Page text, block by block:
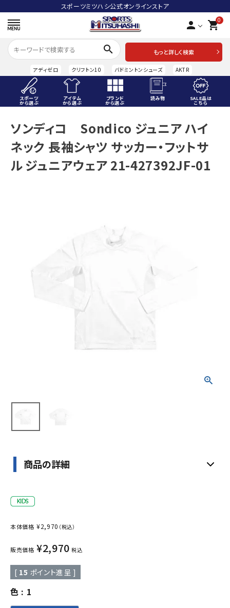
スポーツミツハシ公式オンラインストア
person 0
shopping_cart
search
もっと詳しく検索
アディゼロ クリフトン10 バドミントンシューズ AKTR
スポーツ
から選ぶ
アイテム
から選ぶ
ブランド
から選ぶ
読み物 SALE品は
こちら
ACCOUNT MENU
ようこそ ゲスト 様
meeting_room ログイン person 会員登録
ソンディコ Sondico ジュニア ハイ
ネック 長袖シャツ サッカー・フットサ
ル ジュニアウェア 21-427392JF-01
商品の詳細
本体価格 ¥2,970 （税込）
販売価格 ¥2,970 税込
[ 15 ポイント進呈 ]
色 1